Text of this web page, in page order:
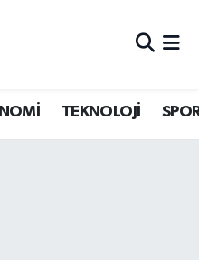
TEKNOLOJİ
ve Fikstür